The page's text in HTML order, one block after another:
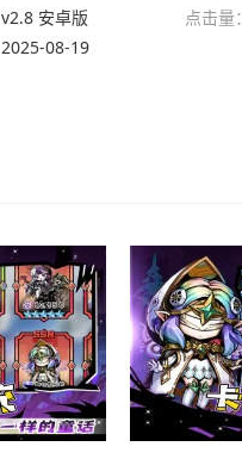
v2.8 安卓版 点击量：
2025-08-19